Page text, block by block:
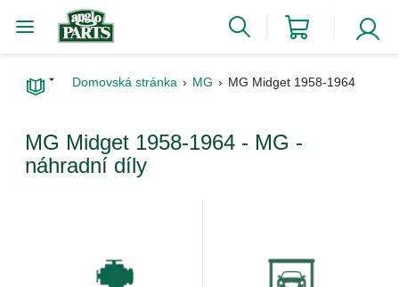
Domovská stránka MG MG Midget 1958-1964
MG Midget 1958-1964 - MG -
náhradní díly